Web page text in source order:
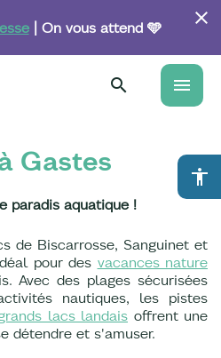
| On vous attend 🩵
menu
accessibility
Gastes
paradis aquatique !
de Biscarrosse, Sanguinet et
pour des vacances nature
Avec des plages sécurisées
nautiques, les pistes
lacs landais offrent une
détendre et s'amuser.